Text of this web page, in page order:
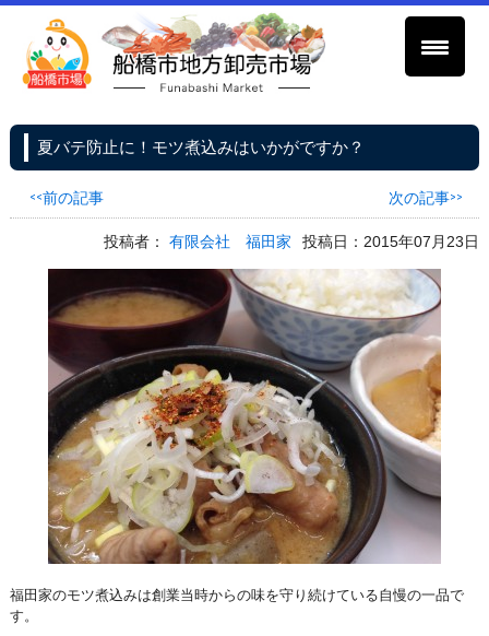
夏バテ防止に！モツ煮込みはいかがですか？
<<前の記事 次の記事>>
投稿者：有限会社 福田家 投稿日：2015年07月23日
福田家のモツ煮込みは創業当時からの味を守り続けている自慢の一品で
す。